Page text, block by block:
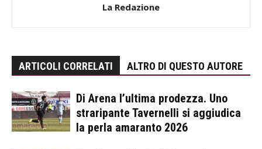
La Redazione
ARTICOLI CORRELATI ALTRO DI QUESTO AUTORE
Di Arena l’ultima prodezza. Uno
straripante Tavernelli si aggiudica
la perla amaranto 2026